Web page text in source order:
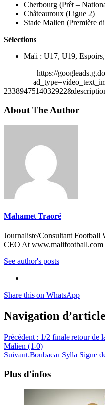
Cherbourg (Prêt –
Châteauroux (Ligue 2)
Stade Malien (Première
Sélections
Mali : U17, U19,
https://
About The Author
Mahamet Traoré
Journaliste/Consultant Football
CEO At www.malifootball.com
See author's posts
Share this on WhatsApp
Navigation d’article
Précédent : 1/2 finale retour de
Malien (1-0)
Suivant:Boubacar Sylla Signe
Plus d'infos